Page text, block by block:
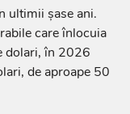
ultimii șase ani.
care înlocuia
dolari, în 2026
de aproape 50